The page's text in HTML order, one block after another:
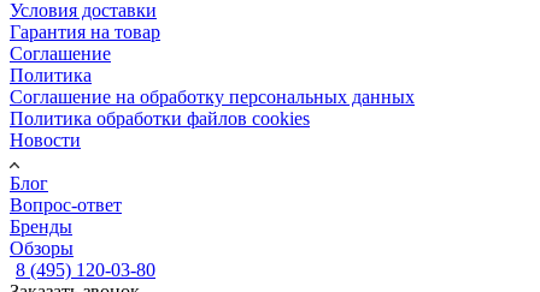
Условия доставки
Гарантия на товар
Соглашение
Политика
Соглашение на обработку персональных данных
Политика обработки файлов cookies
Новости
Блог
Вопрос-ответ
Бренды
Обзоры
8 (495) 120-03-80